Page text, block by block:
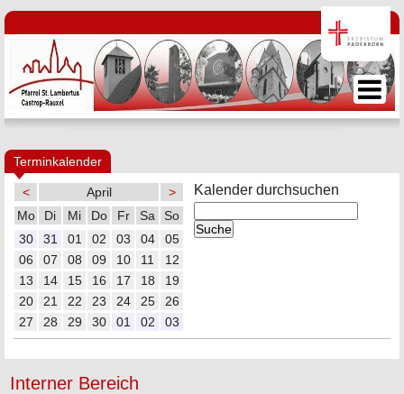
Terminkalender
< April
>
Mo
Di Mi Do Fr Sa
So
30
31 01 02 03 04
05
06
07 08 09 10 11
12
13
14 15 16 17 18
19
20
21 22 23 24 25
26
27
28 29 30 01 02 03
Kalender durchsuchen
Interner Bereich